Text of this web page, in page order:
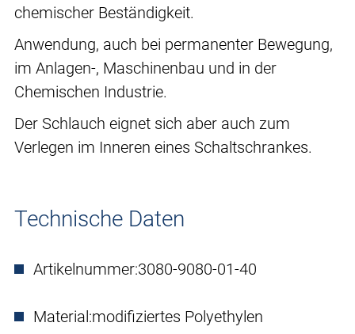
chemischer Beständigkeit.
Anwendung, auch bei permanenter Bewegung,
im Anlagen-, Maschinenbau und in der
Chemischen Industrie.
Der Schlauch eignet sich aber auch zum
Verlegen im Inneren eines Schaltschrankes.
Technische Daten
Artikelnummer:3080-9080-01-40
Material:modifiziertes Polyethylen